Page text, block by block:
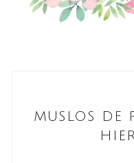
MUSLOS DE